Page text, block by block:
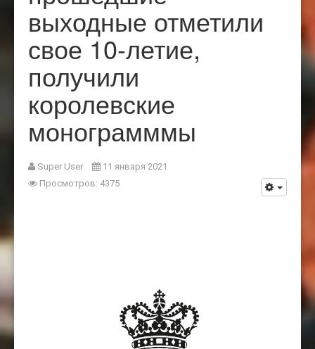
выходные отметили
свое 10-летие,
получили
королевские
монограмммы
Super User
11 января 2021
Просмотров: 4375